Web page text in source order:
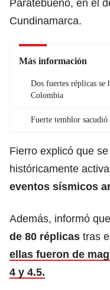
Paratebueno, en el
Cundinamarca.
Más información
Dos fuertes réplicas se
Colombia
Fuerte temblor
Fierro explicó que
históricamente
eventos sísmicos
Además, informó
de 80 réplicas tras
ellas fueron de
4 y 4.5.